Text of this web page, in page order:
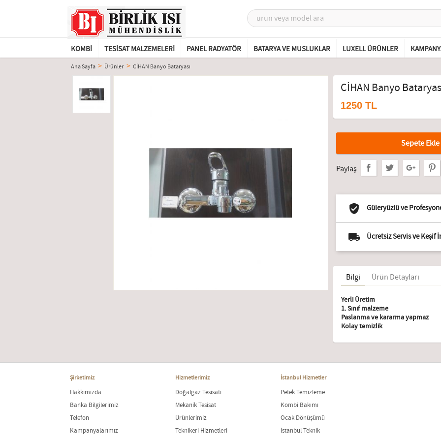
KOMBI TESISAT MALZEMELERI PANEL RADYATÖR BATARYA VE MUSLUKLAR LUXELL ÜRÜNLER
Ana Sayfa Ürünler CİHAN Banyo Bataryası
CİHAN Banyo
1250 TL
Sepete Ekle
Paylaş
Güleryüzlü ve
Ücretsiz Servis ve Keşif
Bilgi Ürün Detayları
Yerli Üretim
1. Sınıf malzeme
Paslanma ve kararma yapmaz
Kolay temizlik
Şirketimiz
Hakkımızda
Banka Bilgilerimiz
Telefon
Kampanyalarımız
Hizmetlerimiz
Doğalgaz Tesisatı
Mekanik Tesisat
Ürünlerimiz
Teknikeri Hizmetleri
İstanbul Hizmetler
Petek Temizleme
Kombi Bakımı
Ocak Dönüşümü
İstanbul Teknik